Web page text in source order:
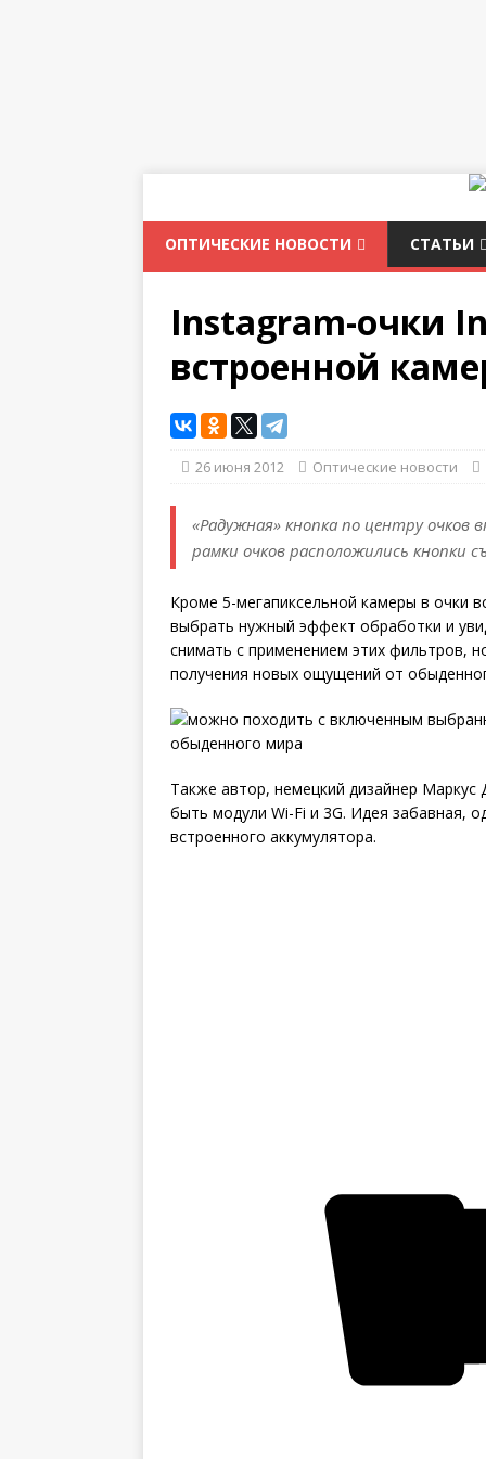
ОПТИЧЕСКИЕ НОВОСТИ СТАТЬИ
Instagram-очки
встроенной
26 июня 2012 Оптические новости
«Радужная» кнопка по центру
рамки очков расположились кнопки
Кроме 5-мегапиксельной камеры в очки
выбрать нужный эффект обработки и
снимать с применением этих фильтров,
получения новых ощущений от
Также автор, немецкий дизайнер Маркус
быть модули Wi-Fi и 3G. Идея забавная,
встроенного аккумулятора.